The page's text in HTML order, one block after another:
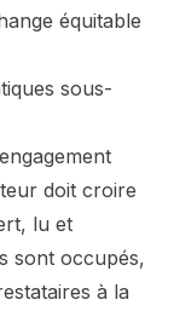
équitable
sous-
doit croire
lu et
sont occupés,
à la